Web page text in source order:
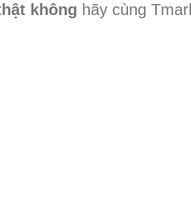
không hãy cùng